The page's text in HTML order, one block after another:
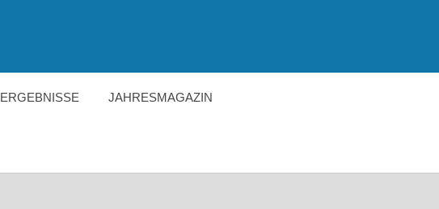
ERGEBNISSE JAHRESMAGAZIN